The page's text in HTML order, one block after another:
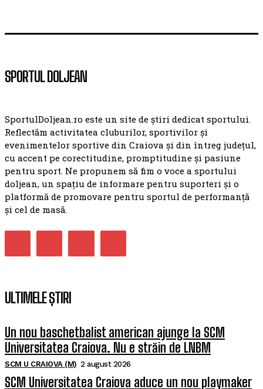
SPORTUL DOLJEAN
SportulDoljean.ro este un site de știri dedicat sportului.
Reflectăm activitatea cluburilor, sportivilor și
evenimentelor sportive din Craiova și din întreg județul,
cu accent pe corectitudine, promptitudine și pasiune
pentru sport. Ne propunem să fim o voce a sportului
doljean, un spațiu de informare pentru suporteri și o
platformă de promovare pentru sportul de performanță
și cel de masă.
ULTIMELE ȘTIRI
Un nou baschetbalist american ajunge la SCM
Universitatea Craiova. Nu e străin de LNBM
SCM U CRAIOVA (M) 2 august 2026
SCM Universitatea Craiova aduce un nou playmaker